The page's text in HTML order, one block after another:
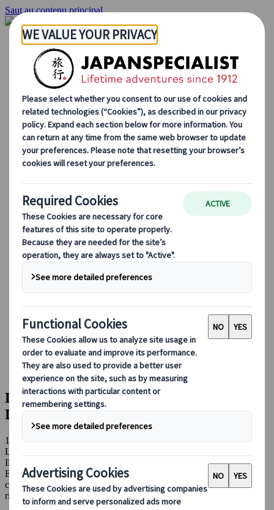
Saut au contenu principal
Accueil
Voyages
Circuits individuels
Circuits en groupe
Circuits autotours
Excursions
Voyages de groupe sur mesure
Japan Rail Pass
Découvrez notre travail
Qui sommes-nous ?
Notre équipe
Rejoignez notre équipe
Le Japon au fil des saisons
Les incontournables du Japon
La culture japonaise
La gastronomie japonaise
Explorer le Japon en train
Questions fréquentes
Informations utiles
Règles du savoir-vivre au Japon
Conduire au Japon
Réserver avec nous
Japan Rail Pass
Hébergement
Consultation en ligne
Japanspecialist
Blog
Les incontournables du Japon
La préfecture de Chiba, c’est plus que Disneyland !
La préfecture de Chiba, c’est plus que
Disneyland !
16 avr. 2024
Les incontournables du Japon
Il est rare que les visiteurs s’attardent dans la préfecture de Chiba.
En général, ils se limitent à l’aéroport de Narita ou à Disneyland, et
c’est bien dommage car cette région a beaucoup à offrir. Vous
risquez d’être surpris ! Voici la sélection de Japanspecialist.